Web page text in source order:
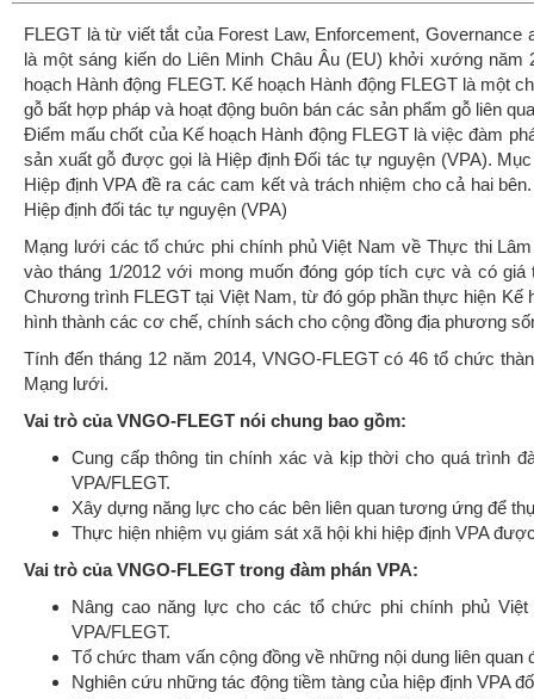
FLEGT là từ viết tắt của Forest Law, Enforcement,
là một sáng kiến do Liên Minh Châu Âu (EU) khởi xướng
hoạch Hành động FLEGT. Kế hoạch Hành động FLEGT là một
gỗ bất hợp pháp và hoạt động buôn bán các sản phẩm gỗ liên
Điểm mấu chốt của Kế hoạch Hành động FLEGT là việc đàm
sản xuất gỗ được gọi là Hiệp định Đối tác tự nguyện (VPA).
Hiệp định VPA đề ra các cam kết và trách nhiệm cho cả hai
Hiệp định đối tác tự nguyện (VPA)
Mạng lưới các tổ chức phi chính phủ Việt Nam về Thực thi
vào tháng 1/2012 với mong muốn đóng góp tích cực và có
Chương trình FLEGT tại Việt Nam, từ đó góp phần thực hiện Kế
hình thành các cơ chế, chính sách cho cộng đồng địa phương
Tính đến tháng 12 năm 2014, VNGO-FLEGT có 46 tổ chức
Mạng lưới.
Vai trò của VNGO-FLEGT nói chung bao gồm:
Cung cấp thông tin chính xác và kịp thời cho quá trình
VPA/FLEGT.
Xây dựng năng lực cho các bên liên quan tương ứng để
Thực hiện nhiệm vụ giám sát xã hội khi hiệp định VPA
Vai trò của VNGO-FLEGT trong đàm phán VPA:
Nâng cao năng lực cho các tổ chức phi chính phủ
VPA/FLEGT.
Tổ chức tham vấn cộng đồng về những nội dung liên quan
Nghiên cứu những tác động tiềm tàng của hiệp định VPA